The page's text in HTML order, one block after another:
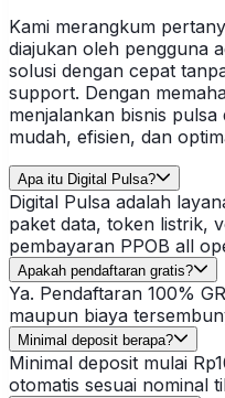
Kami merangkum
diajukan oleh pengguna
solusi dengan cepat
support. Dengan
menjalankan bisnis
mudah, efisien, dan
Apa itu Digital Pulsa?
Digital Pulsa adalah
paket data, token listrik,
pembayaran PPOB all
Apakah pendaftaran gratis?
Ya. Pendaftaran 100%
maupun biaya
Minimal deposit berapa?
Minimal deposit mulai
otomatis sesuai nominal